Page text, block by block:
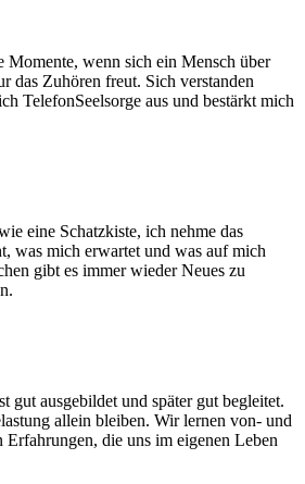
Momente, wenn sich ein Mensch über
das Zuhören freut. Sich verstanden
TelefonSeelsorge aus und bestärkt mich
eine Schatzkiste, ich nehme das
was mich erwartet und was auf mich
gibt es immer wieder Neues zu
gut ausgebildet und später gut begleitet.
allein bleiben. Wir lernen von- und
Erfahrungen, die uns im eigenen Leben